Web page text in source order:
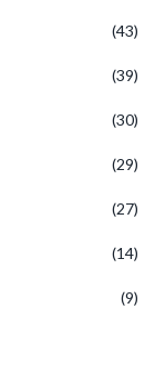
(43)
(39)
(30)
(29)
(27)
(14)
(9)